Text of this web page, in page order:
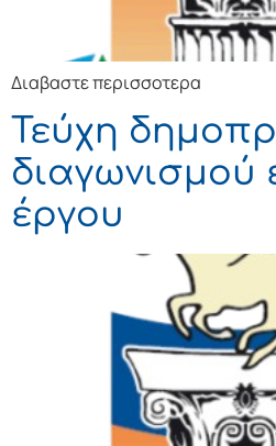
Διαβαστε περισσοτερα
Τεύχη
διαγωνισμού
έργου